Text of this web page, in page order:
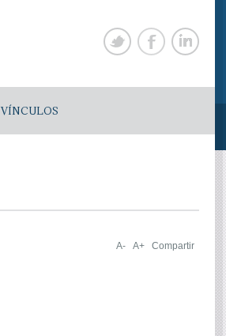
VÍNCULOS
A- A+ Compartir